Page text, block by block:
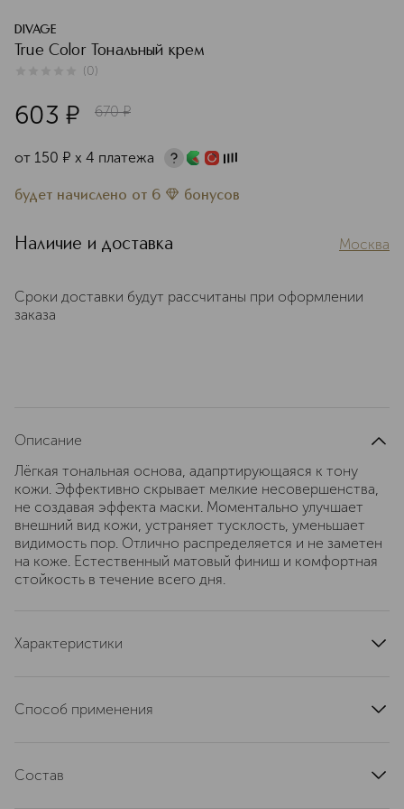
DIVAGE
True Color Тональный крем
(0)
603 ¤ 670 ¤
от 150 ¤ х 4 платежа
будет начислено от 6 бонусов
Наличие и доставка Москва
Сроки доставки будут рассчитаны при оформлении
заказа
Описание
Лёгкая тональная основа, адапртирующаяся к тону
кожи. Эффективно скрывает мелкие несовершенства,
не создавая эффекта маски. Моментально улучшает
внешний вид кожи, устраняет тусклость, уменьшает
видимость пор. Отлично распределяется и не заметен
на коже. Естественный матовый финиш и комфортная
стойкость в течение всего дня.
Характеристики
тип кожи
Способ применения
адаптируется к твоему оттенку кожи, скрывая
Состав